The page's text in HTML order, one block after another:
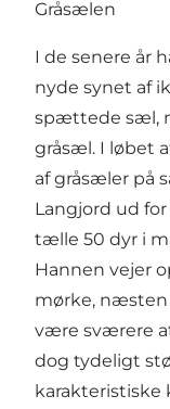
Gråsælen
I de senere år
nyde synet af
spættede sæl,
gråsæl. I løbet
af gråsæler på
Langjord ud
tælle 50 dyr i
Hannen vejer
mørke, næsten
være sværere
dog tydeligt
karakteristiske